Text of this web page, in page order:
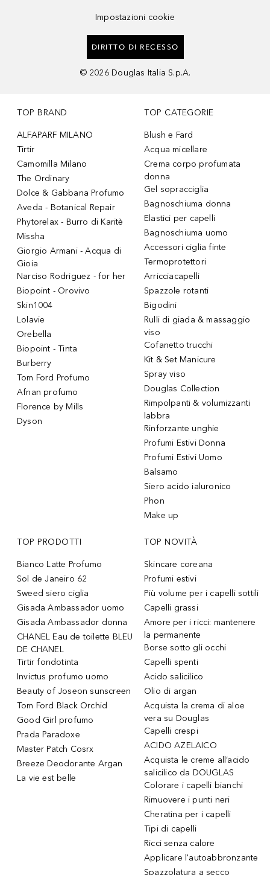
Impostazioni cookie
DIRITTO DI RECESSO
© 2026 Douglas Italia S.p.A.
TOP BRAND
ALFAPARF MILANO
Tirtir
Camomilla Milano
The Ordinary
Dolce & Gabbana Profumo
Aveda - Botanical Repair
Phytorelax - Burro di Karitè
Missha
Giorgio Armani - Acqua di
Gioia
Narciso Rodriguez - for her
Biopoint - Orovivo
Skin1004
Lolavie
Orebella
Biopoint - Tinta
Burberry
Tom Ford Profumo
Afnan profumo
Florence by Mills
Dyson
TOP CATEGORIE
Blush e Fard
Acqua micellare
Crema corpo profumata
donna
Gel sopracciglia
Bagnoschiuma donna
Elastici per capelli
Bagnoschiuma uomo
Accessori ciglia finte
Termoprotettori
Arricciacapelli
Spazzole rotanti
Bigodini
Rulli di giada & massaggio
viso
Cofanetto trucchi
Kit & Set Manicure
Spray viso
Douglas Collection
Rimpolpanti & volumizzanti
labbra
Rinforzante unghie
Profumi Estivi Donna
Profumi Estivi Uomo
Balsamo
Siero acido ialuronico
Phon
Make up
TOP PRODOTTI
Bianco Latte Profumo
Sol de Janeiro 62
Sweed siero ciglia
Gisada Ambassador uomo
Gisada Ambassador donna
CHANEL Eau de toilette BLEU
DE CHANEL
Tirtir fondotinta
Invictus profumo uomo
Beauty of Joseon sunscreen
Tom Ford Black Orchid
Good Girl profumo
Prada Paradoxe
Master Patch Cosrx
Breeze Deodorante Argan
La vie est belle
TOP NOVITÀ
Skincare coreana
Profumi estivi
Più volume per i capelli sottili
Capelli grassi
Amore per i ricci: mantenere
la permanente
Borse sotto gli occhi
Capelli spenti
Acido salicilico
Olio di argan
Acquista la crema di aloe
vera su Douglas
Capelli crespi
ACIDO AZELAICO
Acquista le creme all’acido
salicilico da DOUGLAS
Colorare i capelli bianchi
Rimuovere i punti neri
Cheratina per i capelli
Tipi di capelli
Ricci senza calore
Applicare l'autoabbronzante
Spazzolatura a secco